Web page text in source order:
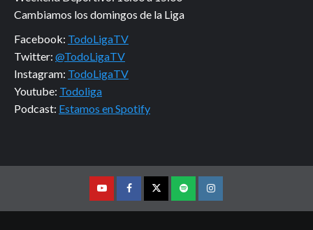
Cambiamos los domingos de la Liga
Facebook: TodoLigaTV
Twitter: @TodoLigaTV
Instagram: TodoLigaTV
Youtube: Todoliga
Podcast: Estamos en Spotify
YoutubeFacebookTwitterPodcastInstagram